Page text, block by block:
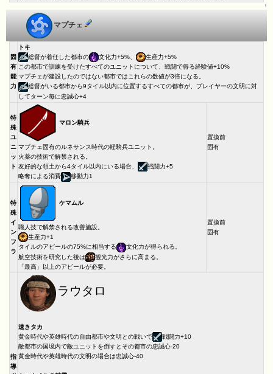
↑
マプチェ
固
有
能
力
トキ
総督が着任した都市の
文化力+5%、
生産力+5%
この都市で訓練を受けたすべてのユニットについて、戦闘で得る経験値+10%
マプチェが建設したのではない都市ではこれらの数値が3倍になる。
総督がいる都市から9タイル以内に位置するすべての都市が、プレイヤーの文明に対
してターン毎に忠誠心+4
特
殊
ユ
ニ
ッ
ト
マロン騎兵
マプチェ固有のルネサンス時代の軽騎兵ユニット。
火薬の技術で解禁される。
友好的な領土から4タイル以内にいる場合、
戦闘力+5
略奪による消費
移動力1
置換前
固有
特
殊
イ
ン
フ
ラ
ケマムル
職人技で解禁される改善施設。
生産力+1
タイルのアピールの75%に相当する
文化力が得られる。
航空技術を研究した後は
観光力がさらに高まる。
「最高」以上のアピールが必要。
置換前
固有
指
導
ラウタロ
速きタカ
黄金時代や英雄時代の自由都市や文明との戦いで
戦闘力+10
敵都市の国境内で敵ユニットを倒すとその都市の忠誠心-20
黄金時代や英雄時代の文明の場合は忠誠心-40